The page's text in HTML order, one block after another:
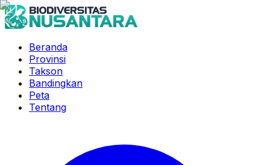
Beranda
Provinsi
Takson
Bandingkan
Peta
Tentang